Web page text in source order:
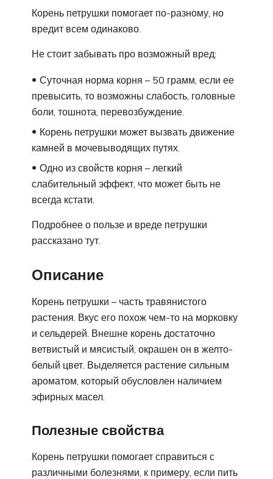
Корень петрушки помогает по-разному, но
вредит всем одинаково.
Не стоит забывать про возможный вред:
Суточная норма корня – 50 грамм, если ее
превысить, то возможны слабость, головные
боли, тошнота, перевозбуждение.
Корень петрушки может вызвать движение
камней в мочевыводящих путях.
Одно из свойств корня – легкий
слабительный эффект, что может быть не
всегда кстати.
Подробнее о пользе и вреде петрушки
рассказано тут.
Описание
Корень петрушки – часть травянистого
растения. Вкус его похож чем-то на морковку
и сельдерей. Внешне корень достаточно
ветвистый и мясистый, окрашен он в желто-
белый цвет. Выделяется растение сильным
ароматом, который обусловлен наличием
эфирных масел.
Полезные свойства
Корень петрушки помогает справиться с
различными болезнями, к примеру, если пить